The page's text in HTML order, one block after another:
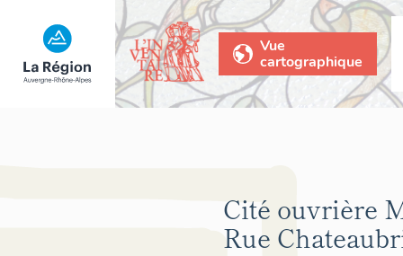
Vue
cartographique
Cité ouvrière
Rue